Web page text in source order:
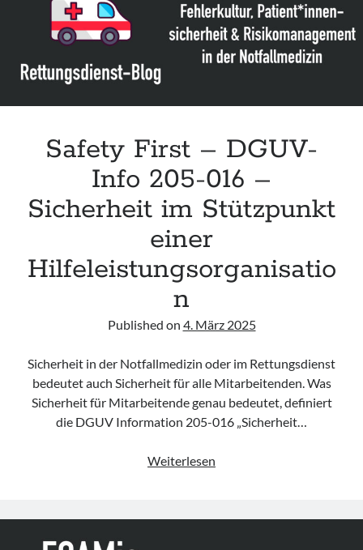
Safety First – DGUV-
Info 205-016 –
Sicherheit im Stützpunkt
einer
Hilfeleistungsorganisatio
n
Published on 4. März 2025
Sicherheit in der Notfallmedizin oder im Rettungsdienst
bedeutet auch Sicherheit für alle Mitarbeitenden. Was
Sicherheit für Mitarbeitende genau bedeutet, definiert
die DGUV Information 205-016 „Sicherheit…
Weiterlesen
DGUV-